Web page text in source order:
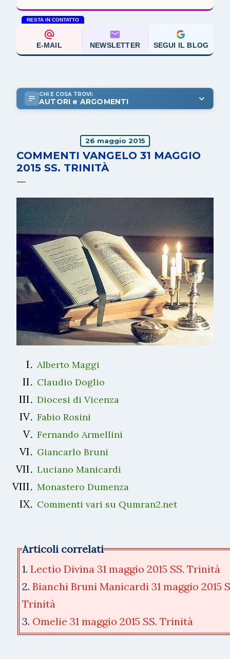
RESTA IN CONTATTO
E-MAIL NEWSLETTER SEGUI IL BLOG
CHI E COSA TROVI:
AUTORI e ARGOMENTI
26 maggio 2015
COMMENTI VANGELO 31 MAGGIO
2015 SS. TRINITÀ
Alberto Maggi
Claudio Doglio
Diocesi di Vicenza
Fabio Rosini
Fernando Armellini
Giancarlo Bruni
Luciano Manicardi
Monastero Dumenza
Commenti vari su Qumran2.net
Articoli correlati
1. Lectio Divina 31 maggio 2015 SS. Trinità
2. Bianchi Bruni Manicardi 31 maggio 2015
Trinità
3. Omelie 31 maggio 2015 SS. Trinità